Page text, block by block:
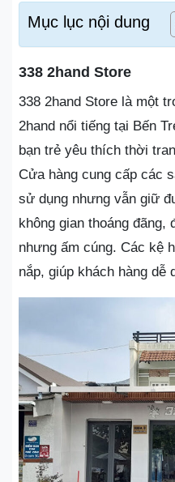
Mục lục nội dung
338 2hand Store
338 2hand Store là một
2hand nổi tiếng tại Bến
bạn trẻ yêu thích thời
Cửa hàng cung cấp các
sử dụng nhưng vẫn giữ
không gian thoáng
nhưng ấm cúng. Các kệ
nắp, giúp khách hàng dễ